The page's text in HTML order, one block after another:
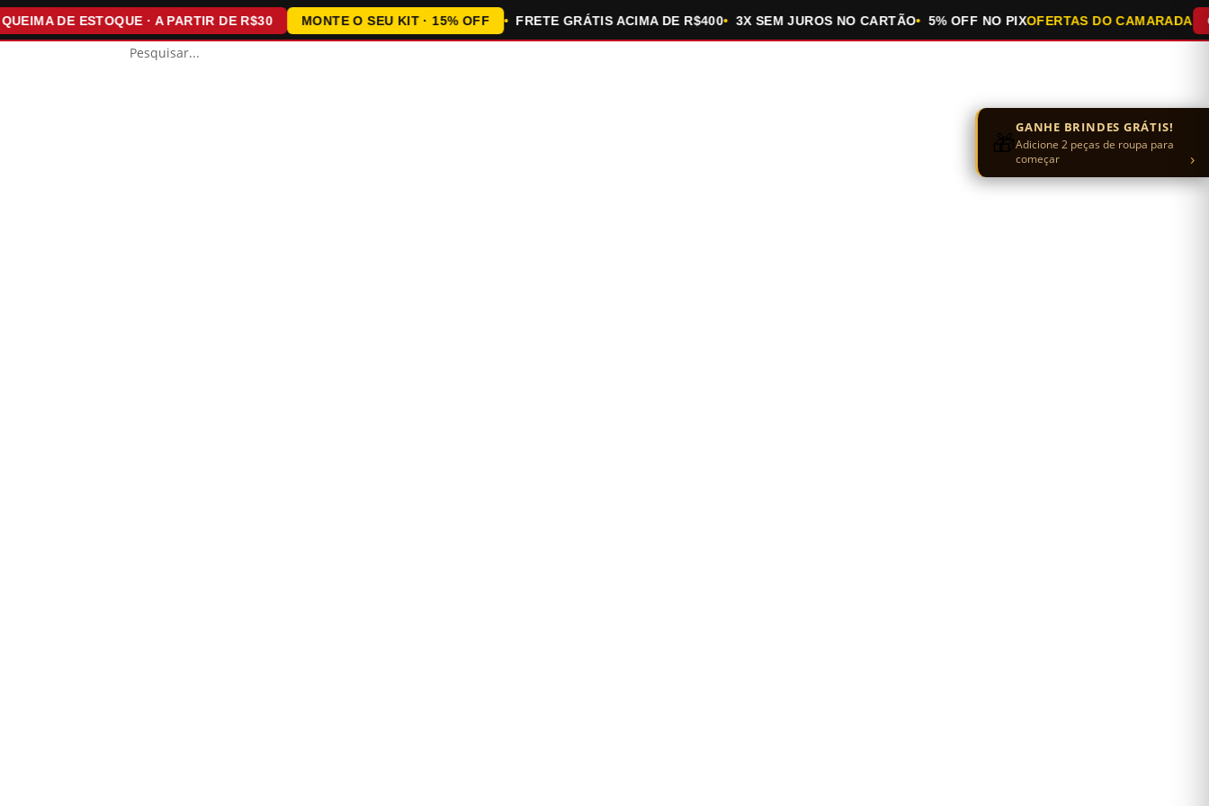
DE ESTOQUE · A PARTIR DE R$30 MONTE O SEU KIT · 15% OFF FRETE GRÁTIS ACIMA DE R$400 3X SEM JUROS NO CARTÃO 5% OFF NO PIXOFERTAS DO CAMARADA
🎁GANHE BRINDES GRÁTIS!
Adicione 2 peças de roupa para
começar
›